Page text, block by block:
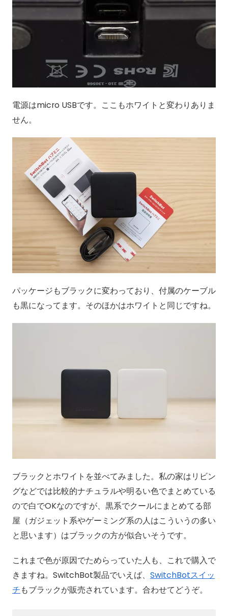
電源はmicro USBです。ここもホワイトと変わりありま
せん。
パッケージもブラックに変わっており、付属のケーブル
も黒になってます。そのほかはホワイトと同じですね。
ブラックとホワイトを並べてみました。私の家はリビン
グなどでは比較的ナチュラルや明るい色でまとめている
ので白でOKなのですが、黒系でクールにまとめてる部
屋（ガジェット系やゲーミング系の人はこういうの多い
と思います）はブラックの方が似合いそうです。
これまで色が原因でためらっていた人も、これで購入で
きますね。SwitchBot製品でいえば、 SwitchBotスイッ
チもブラックが販売されています。合わせてどうぞ。